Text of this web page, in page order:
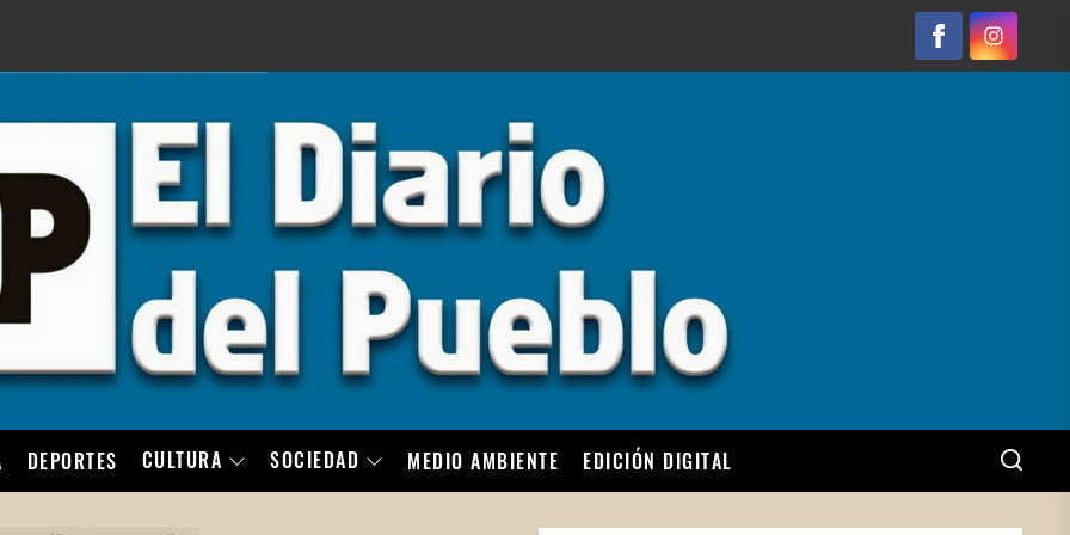
FacebookInstagram
DEPORTES CULTURA SOCIEDAD MEDIO AMBIENTE EDICIÓN DIGITAL